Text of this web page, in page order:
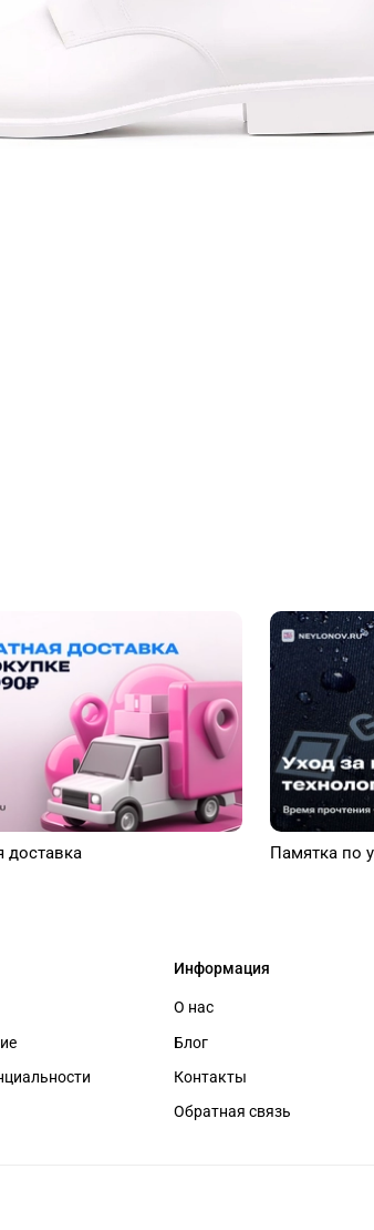
доставка Памятка по
Информация
О нас
Блог
Контакты
Обратная связь